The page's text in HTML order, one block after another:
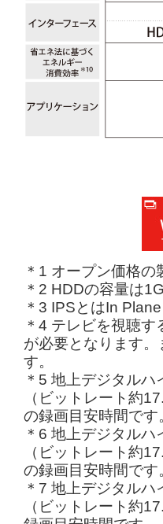
＊1 オープン価格
＊2 HDDの容量は
＊3 IPSとはIn
＊4 テレビを視聴
が必要となります
す。
＊5 地上デジタル
（ビットレート約
の録画目安時間です
＊6 地上デジタル
（ビットレート約
の録画目安時間です
＊7 地上デジタル
（ビットレート約